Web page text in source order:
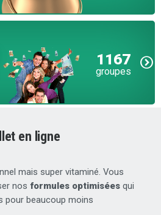
1167
groupes
en ligne
mais super vitaminé. Vous
nos formules optimisées qui
pour beaucoup moins